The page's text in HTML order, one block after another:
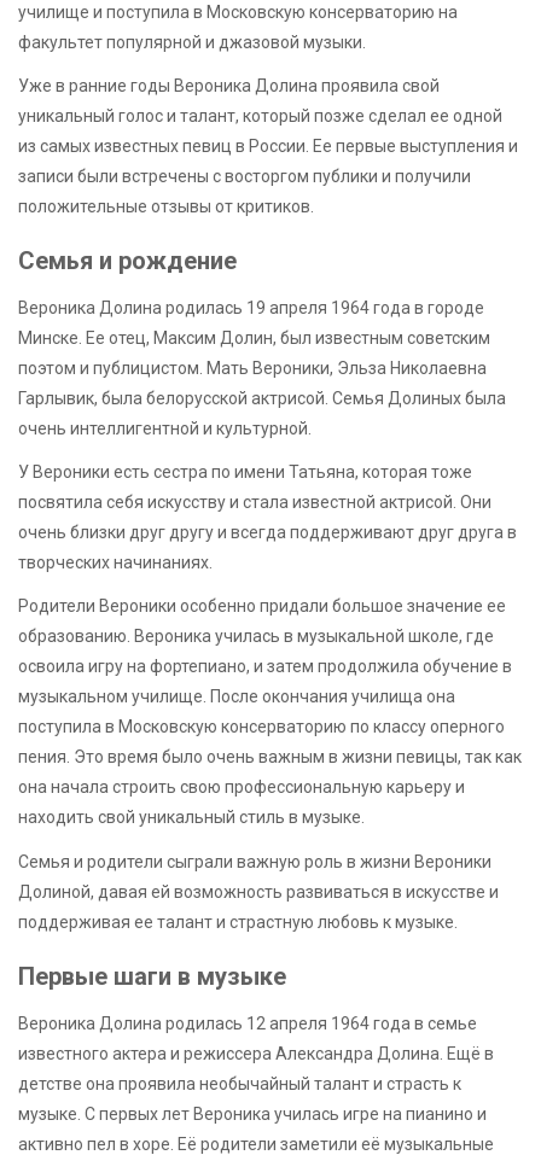
училище и поступила в Московскую консерваторию на
факультет популярной и джазовой музыки.
Уже в ранние годы Вероника Долина проявила свой
уникальный голос и талант, который позже сделал ее одной
из самых известных певиц в России. Ее первые выступления и
записи были встречены с восторгом публики и получили
положительные отзывы от критиков.
Семья и рождение
Вероника Долина родилась 19 апреля 1964 года в городе
Минске. Ее отец, Максим Долин, был известным советским
поэтом и публицистом. Мать Вероники, Эльза Николаевна
Гарлывик, была белорусской актрисой. Семья Долиных была
очень интеллигентной и культурной.
У Вероники есть сестра по имени Татьяна, которая тоже
посвятила себя искусству и стала известной актрисой. Они
очень близки друг другу и всегда поддерживают друг друга в
творческих начинаниях.
Родители Вероники особенно придали большое значение ее
образованию. Вероника училась в музыкальной школе, где
освоила игру на фортепиано, и затем продолжила обучение в
музыкальном училище. После окончания училища она
поступила в Московскую консерваторию по классу оперного
пения. Это время было очень важным в жизни певицы, так как
она начала строить свою профессиональную карьеру и
находить свой уникальный стиль в музыке.
Семья и родители сыграли важную роль в жизни Вероники
Долиной, давая ей возможность развиваться в искусстве и
поддерживая ее талант и страстную любовь к музыке.
Первые шаги в музыке
Вероника Долина родилась 12 апреля 1964 года в семье
известного актера и режиссера Александра Долина. Ещё в
детстве она проявила необычайный талант и страсть к
музыке. С первых лет Вероника училась игре на пианино и
активно пел в хоре. Её родители заметили её музыкальные